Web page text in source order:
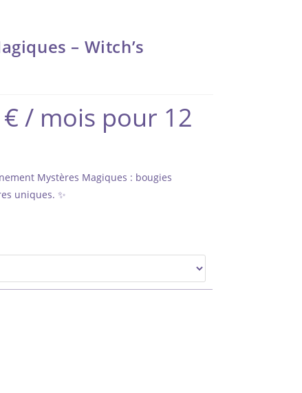
– Witch’s
€ / mois pour 12
Mystères Magiques : bougies
uniques. ✨